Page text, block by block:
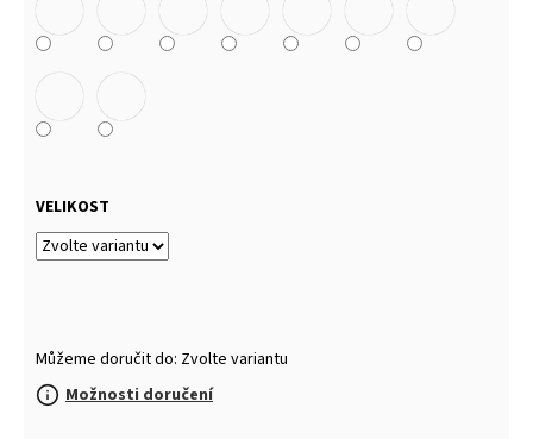
VELIKOST
Můžeme doručit do: Zvolte variantu
Možnosti doručení